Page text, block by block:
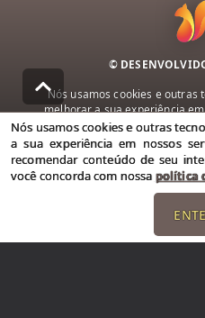
©
Nós usamos cookies e outras
melhorar a sua experiência
publicidade e recomendar
nossos serviços, você concorda
termos
Política de
Nós usamos cookies e outras
a sua experiência em nossos
recomendar conteúdo de seu
você concorda com nossa política